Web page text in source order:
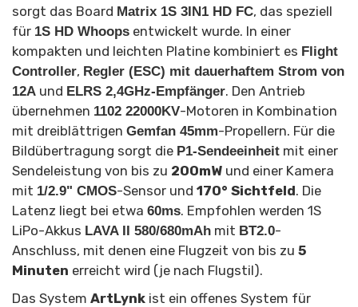
sorgt das Board Matrix 1S 3IN1 HD FC, das speziell
für 1S HD Whoops entwickelt wurde. In einer
kompakten und leichten Platine kombiniert es Flight
Controller, Regler (ESC) mit dauerhaftem Strom von
12A und ELRS 2,4GHz-Empfänger. Den Antrieb
übernehmen 1102 22000KV-Motoren in Kombination
mit dreiblättrigen Gemfan 45mm-Propellern. Für die
Bildübertragung sorgt die P1-Sendeeinheit mit einer
Sendeleistung von bis zu 200mW und einer Kamera
mit 1/2.9" CMOS-Sensor und 170° Sichtfeld. Die
Latenz liegt bei etwa 60ms. Empfohlen werden 1S
LiPo-Akkus LAVA II 580/680mAh mit BT2.0-
Anschluss, mit denen eine Flugzeit von bis zu 5
Minuten erreicht wird (je nach Flugstil).
Das System ArtLynk ist ein offenes System für